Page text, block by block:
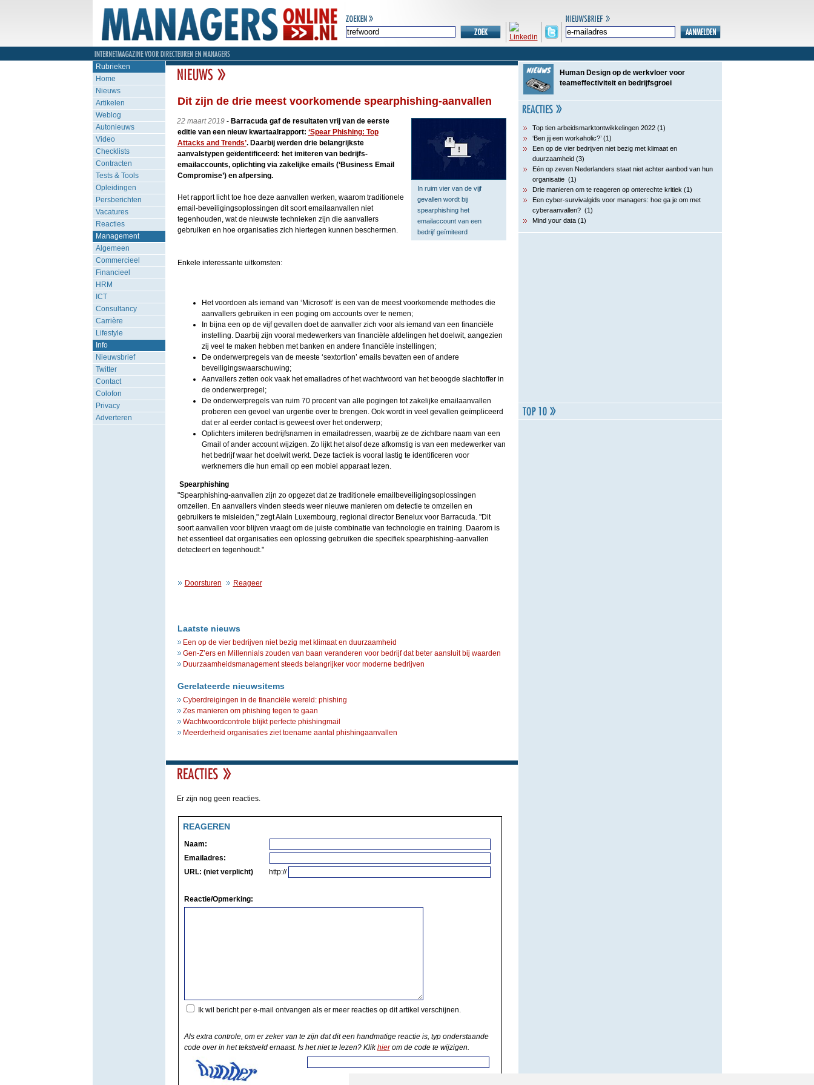
Rubrieken
Home
Nieuws
Artikelen
Weblog
Autonieuws
Video
Checklists
Contracten
Tests & Tools
Opleidingen
Persberichten
Vacatures
Reacties
Management
Algemeen
Commercieel
Financieel
HRM
ICT
Consultancy
Carrière
Lifestyle
Info
Nieuwsbrief
Twitter
Contact
Colofon
Privacy
Adverteren
Dit zijn de drie meest voorkomende spearphishing-aanvallen
In ruim vier van de vijf
gevallen wordt bij
spearphishing het
emailaccount van een
bedrijf geïmiteerd
22 maart 2019- Barracuda gaf de resultaten vrij van de eerste
editie van een nieuw kwartaalrapport: ‘Spear Phishing: Top
Attacks and Trends’. Daarbij werden drie belangrijkste
aanvalstypen geïdentificeerd: het imiteren van bedrijfs-
emailaccounts, oplichting via zakelijke emails (‘Business Email
Compromise’) en afpersing.
Het rapport licht toe hoe deze aanvallen werken, waarom traditionele
email-beveiligingsoplossingen dit soort emailaanvallen niet
tegenhouden, wat de nieuwste technieken zijn die aanvallers
gebruiken en hoe organisaties zich hiertegen kunnen beschermen.
Enkele interessante uitkomsten:
Het voordoen als iemand van ‘Microsoft’ is een van de meest voorkomende methodes die
aanvallers gebruiken in een poging om accounts over te nemen;
In bijna een op de vijf gevallen doet de aanvaller zich voor als iemand van een financiële
instelling. Daarbij zijn vooral medewerkers van financiële afdelingen het doelwit, aangezien
zij veel te maken hebben met banken en andere financiële instellingen;
De onderwerpregels van de meeste ‘sextortion’ emails bevatten een of andere
beveiligingswaarschuwing;
Aanvallers zetten ook vaak het emailadres of het wachtwoord van het beoogde slachtoffer in
de onderwerpregel;
De onderwerpregels van ruim 70 procent van alle pogingen tot zakelijke emailaanvallen
proberen een gevoel van urgentie over te brengen. Ook wordt in veel gevallen geïmpliceerd
dat er al eerder contact is geweest over het onderwerp;
Oplichters imiteren bedrijfsnamen in emailadressen, waarbij ze de zichtbare naam van een
Gmail of ander account wijzigen. Zo lijkt het alsof deze afkomstig is van een medewerker van
het bedrijf waar het doelwit werkt. Deze tactiek is vooral lastig te identificeren voor
werknemers die hun email op een mobiel apparaat lezen.
Spearphishing
"Spearphishing-aanvallen zijn zo opgezet dat ze traditionele emailbeveiligingsoplossingen
omzeilen. En aanvallers vinden steeds weer nieuwe manieren om detectie te omzeilen en
gebruikers te misleiden," zegt Alain Luxembourg, regional director Benelux voor Barracuda. "Dit
soort aanvallen voor blijven vraagt om de juiste combinatie van technologie en training. Daarom is
het essentieel dat organisaties een oplossing gebruiken die specifiek spearphishing-aanvallen
detecteert en tegenhoudt."
Doorsturen Reageer
Laatste nieuws
Een op de vier bedrijven niet bezig met klimaat en duurzaamheid
Gen-Z’ers en Millennials zouden van baan veranderen voor bedrijf dat beter aansluit bij waarden
Duurzaamheidsmanagement steeds belangrijker voor moderne bedrijven
Gerelateerde nieuwsitems
Cyberdreigingen in de financiële wereld: phishing
Zes manieren om phishing tegen te gaan
Wachtwoordcontrole blijkt perfecte phishingmail
Meerderheid organisaties ziet toename aantal phishingaanvallen
Er zijn nog geen reacties.
REAGEREN
Naam:
Emailadres:
URL: (niet verplicht)
http://
Reactie/Opmerking:
Ik wil bericht per e-mail ontvangen als er meer reacties op dit artikel verschijnen.
Als extra controle, om er zeker van te zijn dat dit een handmatige reactie is, typ onderstaande
code over in het tekstveld ernaast. Is het niet te lezen? Klikhierom de code te wijzigen.
Human Design op de werkvloer voor
teameffectiviteit en bedrijfsgroei
Top tien arbeidsmarktontwikkelingen 2022 (1)
‘Ben jij een workaholic?’ (1)
Een op de vier bedrijven niet bezig met klimaat en
duurzaamheid (3)
Eén op zeven Nederlanders staat niet achter aanbod van hun
organisatie (1)
Drie manieren om te reageren op onterechte kritiek (1)
Een cyber-survivalgids voor managers: hoe ga je om met
cyberaanvallen? (1)
Mind your data (1)